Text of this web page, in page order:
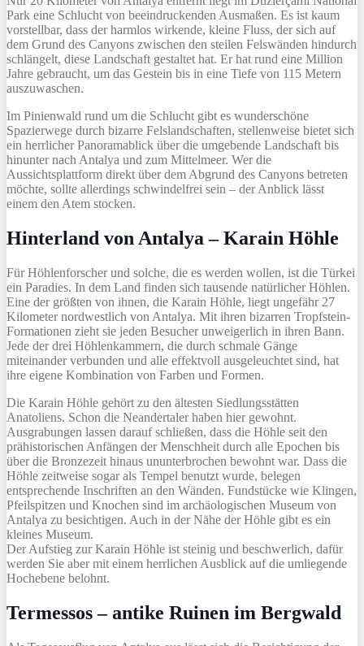
Park eine Schlucht von beeindruckenden Ausmaßen. Es ist kaum
vorstellbar, dass der harmlos wirkende, kleine Fluss, der sich auf
dem Grund des Canyons zwischen den steilen Felswänden hindurch
schlängelt, diese Landschaft gestaltet hat. Er hat rund eine Million
Jahre gebraucht, um das Gestein bis in eine Tiefe von 115 Metern
auszuwaschen.
Im Pinienwald rund um die Schlucht gibt es wunderschöne
Spazierwege durch bizarre Felslandschaften, stellenweise bietet sich
ein herrlicher Panoramablick über die umgebende Landschaft bis
hinunter nach Antalya und zum Mittelmeer. Wer die
Aussichtsplattform direkt über dem Abgrund des Canyons betreten
möchte, sollte allerdings schwindelfrei sein – der Anblick lässt
einem den Atem stocken.
Hinterland von Antalya – Karain Höhle
Für Höhlenforscher und solche, die es werden wollen, ist die Türkei
ein Paradies. In dem Land finden sich tausende natürlicher Höhlen.
Eine der größten von ihnen, die Karain Höhle, liegt ungefähr 27
Kilometer nordwestlich von Antalya. Mit ihren bizarren Tropfstein-
Formationen zieht sie jeden Besucher unweigerlich in ihren Bann.
Jede der drei Höhlenkammern, die durch schmale Gänge
miteinander verbunden und alle effektvoll ausgeleuchtet sind, hat
ihre eigene Kombination von Farben und Formen.
Die Karain Höhle gehört zu den ältesten Siedlungsstätten
Anatoliens. Schon die Neandertaler haben hier gewohnt.
Ausgrabungen lassen darauf schließen, dass die Höhle seit den
prähistorischen Anfängen der Menschheit durch alle Epochen bis
über die Bronzezeit hinaus ununterbrochen bewohnt war. Dass die
Höhle zeitweise sogar als Tempel benutzt wurde, belegen
entsprechende Inschriften an den Wänden. Fundstücke wie Klingen,
Pfeilspitzen und Knochen sind im archäologischen Museum von
Antalya zu besichtigen. Auch in der Nähe der Höhle gibt es ein
kleines Museum.
Der Aufstieg zur Karain Höhle ist steinig und beschwerlich, dafür
werden Sie aber mit einem herrlichen Ausblick auf die umliegende
Hochebene belohnt.
Termessos – antike Ruinen im Bergwald